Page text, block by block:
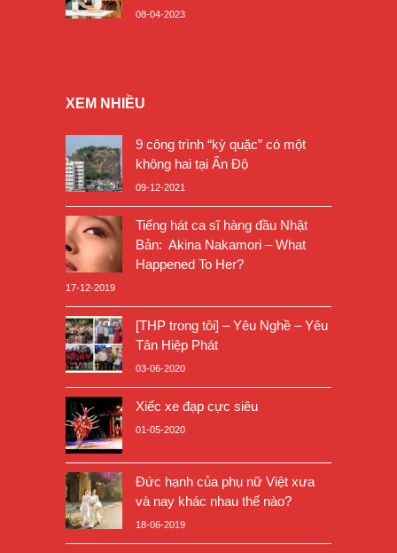
08-04-2023
XEM NHIỀU
9 công trình “kỳ quặc” có một
không hai tại Ấn Độ
09-12-2021
Tiếng hát ca sĩ hàng đầu Nhật
Bản: Akina Nakamori – What
Happened To Her?
17-12-2019
[THP trong tôi] – Yêu Nghề – Yêu
Tân Hiệp Phát
03-06-2020
Xiếc xe đạp cực siêu
01-05-2020
Đức hạnh của phụ nữ Việt xưa
và nay khác nhau thế nào?
18-06-2019